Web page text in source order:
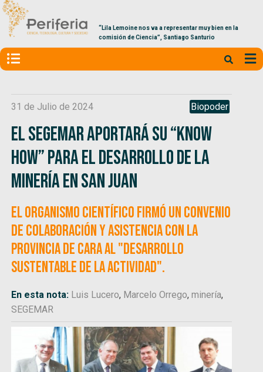
“Lila Lemoine nos va a representar muy bien en la
comisión de Ciencia”, Santiago Santurio
31 de Julio de 2024 Biopoder
El SEGEMAR aportará su “know
how” para el desarrollo de la
minería en San Juan
El organismo científico firmó un convenio
de colaboración y asistencia con la
provincia de cara al "desarrollo
sustentable de la actividad".
En esta nota: Luis Lucero, Marcelo Orrego,minería,
SEGEMAR